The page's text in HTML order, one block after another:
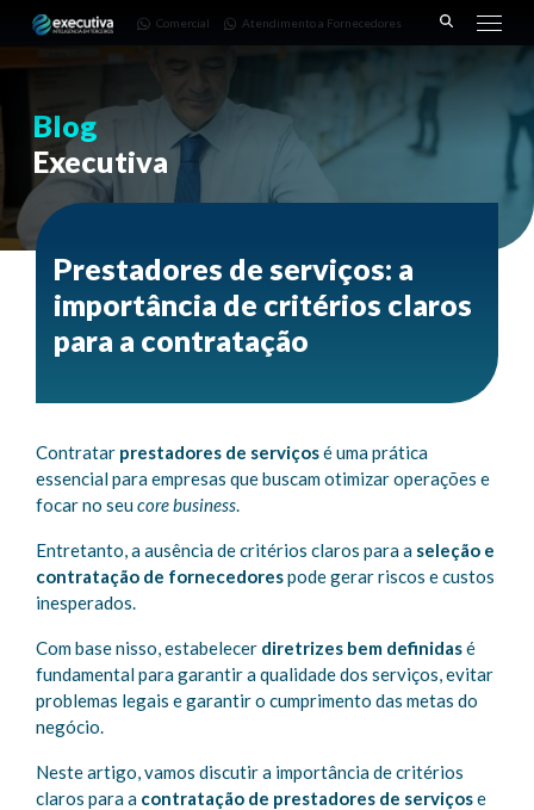
3668-
Pinhais
– PR
Comercial Atendimento a Fornecedores
Blog
Executiva
Prestadores de serviços: a
importância de critérios claros
para a contratação
Contratar prestadores de serviçosé uma prática
essencial para empresas que buscam otimizar operações e
focar no seucore business.
Entretanto, a ausência de critérios claros para a seleção e
contratação de fornecedorespode gerar riscos e custos
inesperados.
Com base nisso, estabelecer diretrizes bem definidasé
fundamental para garantir a qualidade dos serviços, evitar
problemas legais e garantir o cumprimento das metas do
negócio.
Neste artigo, vamos discutir a importância de critérios
claros para a contratação de prestadores de serviçose